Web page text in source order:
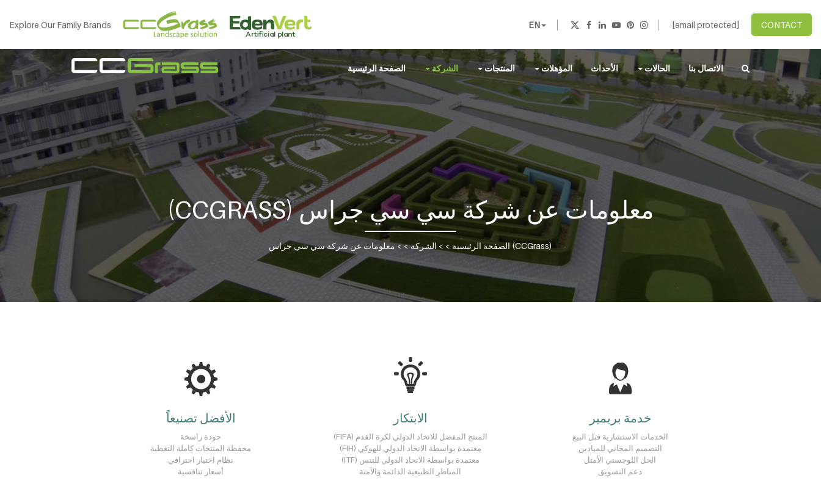
Explore Our Family Brands EN [email protected] CONTACT
الصفحة الرئيسية الشركة المنتجات المؤهلات الأحداث الحالات الاتصال بنا
معلومات عن شركة سي سي جراس (CCGRASS)
الصفحة الرئيسية > > الشركة> > معلومات عن شركة سي سي جراس (CCGrass)
الأفضل تصنيعاً
جودة راسخة
محفظة المنتجات كاملة التغطية
نظام اختبار احترافي
أسعار تنافسية
الابتكار
المنتج المفضل للاتحاد الدولي لكرة القدم (FIFA)
معتمدة بواسطة الاتحاد الدولي للهوكي (FIH)
معتمدة بواسطة الاتحاد الدولي للتنس (ITF)
المناظر الطبيعية الدائمة والآمنة
خدمة بريمير
الخدمات الاستشارية قبل البيع
التصميم المجاني للميادين
الحل اللوجستي الأمثل
دعم التسويق